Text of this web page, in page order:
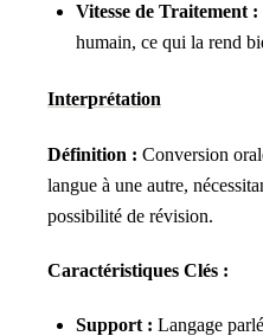
Vitesse de Traitement :
humain, ce qui la rend
Interprétation
Définition : Conversion
langue à une autre,
possibilité de révision.
Caractéristiques Clés :
Support : Langage